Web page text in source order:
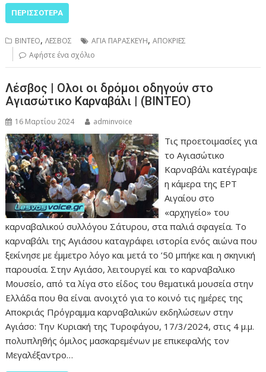
ΠΕΡΙΣΣΌΤΕΡΑ
ΒΙΝΤΕΟ,ΛΕΣΒΟΣ ΑΓΙΑ ΠΑΡΑΣΚΕΥΗ,ΑΠΟΚΡΙΕΣ
Αφήστε ένα σχόλιο
Λέσβος | Ολοι οι δρόμοι οδηγούν στο
Αγιασώτικο Καρναβάλι | (ΒΙΝΤΕΟ)
16 Μαρτίου 2024 adminvoice
Τις προετοιμασίες για
το Αγιασώτικο
Καρναβάλι κατέγραψε
η κάμερα της ΕΡΤ
Αιγαίου στο
«αρχηγείο» του
καρναβαλικού συλλόγου Σάτυρου, στα παλιά σφαγεία. Το
καρναβάλι της Αγιάσου καταγράφει ιστορία ενός αιώνα που
ξεκίνησε με έμμετρο λόγο και μετά το ’50 μπήκε και η σκηνική
παρουσία. Στην Αγιάσο, λειτουργεί και το καρναβαλικο
Μουσείο, από τα λίγα στο είδος του θεματικά μουσεία στην
Ελλάδα που θα είναι ανοιχτό για το κοινό τις ημέρες της
Αποκριάς Πρόγραμμα καρναβαλικών εκδηλώσεων στην
Αγιάσο: Την Κυριακή της Τυροφάγου, 17/3/2024, στις 4 μ.μ.
πολυπληθής όμιλος μασκαρεμένων με επικεφαλής τον
Μεγαλέξαντρο…